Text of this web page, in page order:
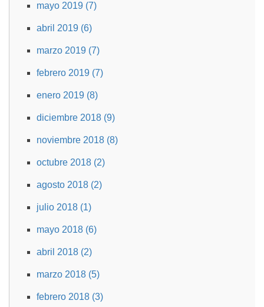
mayo 2019 (7)
abril 2019 (6)
marzo 2019 (7)
febrero 2019 (7)
enero 2019 (8)
diciembre 2018 (9)
noviembre 2018 (8)
octubre 2018 (2)
agosto 2018 (2)
julio 2018 (1)
mayo 2018 (6)
abril 2018 (2)
marzo 2018 (5)
febrero 2018 (3)